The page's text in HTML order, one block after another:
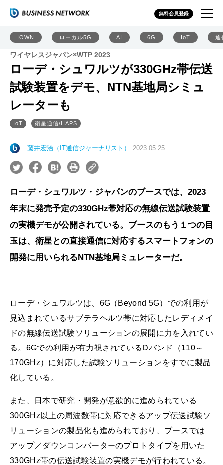
無料会員登録
IOWN ローカル5G AI 6G IoT 通
ワイヤレスジャパン×WTP 2023
ローデ・シュワルツが330GHz帯伝送
試験装置をデモ、NTN基地局シミュ
レーターも
IoT 衛星通信/HAPS
藤井宏治（IT通信ジャーナリスト） 2023.05.25
ローデ・シュワルツ・ジャパンのブースでは、2023
年末に発売予定の330GHz帯対応の無線伝送試験装置
の実機デモが公開されている。ブースのもう１つの目
玉は、衛星との直接通信に対応するスマートフォンの
開発に用いられるNTN基地局ミュレーターだ。
ローデ・シュワルツは、6G（Beyond 5G）での利用が
見込まれているサブテラヘルツ帯に対応したレディメイ
ドの無線伝送試験ソリューションの展開に力を入れてい
る。6Gでの利用が有力視されているDバンド（110～
170GHz）に対応した試験ソリューションをすでに製品
化している。
また、日本で研究・開発が意欲的に進められている
300GHz以上の周波数帯に対応できるアップ伝送試験ソ
リューションの製品化も進められており、ブースでは
アップ／ダウンコンバーターのプロトタイプを用いた
330GHz帯の伝送試験装置の実機デモが行われている。